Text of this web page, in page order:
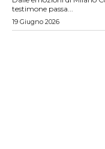
testimone passa...
19 Giugno 2026